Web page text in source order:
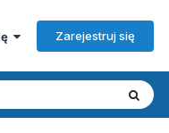
Zarejestruj się